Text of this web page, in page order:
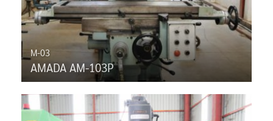
M-03
AMADA AM-103P